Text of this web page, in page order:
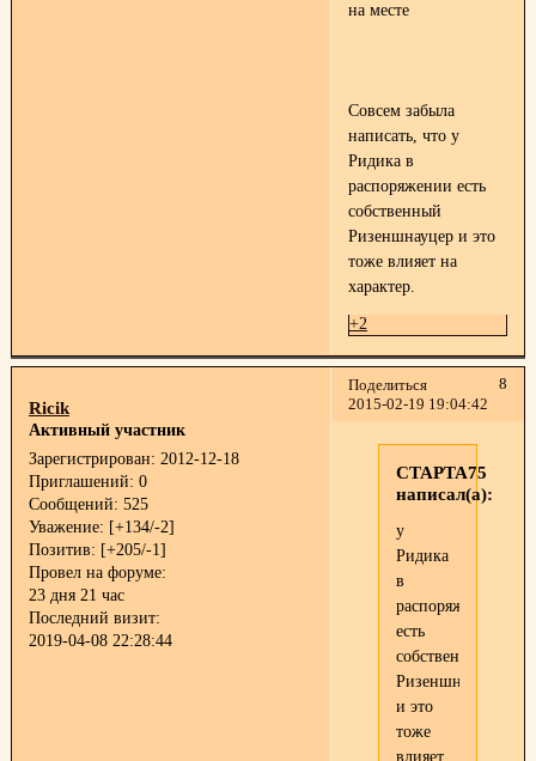
на месте
Совсем забыла
написать, что у
Ридика в
распоряжении есть
собственный
Ризеншнауцер и это
тоже влияет на
характер.
+2
Поделиться
8
2015-02-19 19:04:42
Ricik
Активный участник
Зарегистрирован: 2012-12-18
Приглашений: 0
Сообщений: 525
Уважение: [+134/-2]
Позитив: [+205/-1]
Провел на форуме:
23 дня 21 час
Последний визит:
2019-04-08 22:28:44
СТАРТА75
написал(а):
у
Ридика
в
распоряжении
есть
собственный
Ризеншнауцер
и это
тоже
влияет